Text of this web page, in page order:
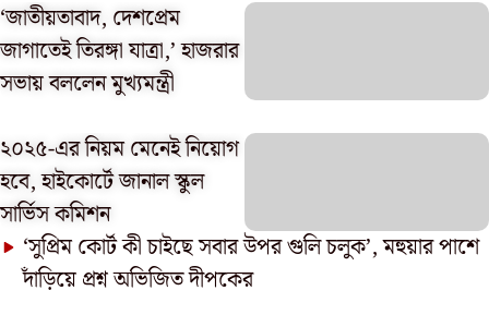
‘জাতীয়তাবাদ, দেশপ্রেম
জাগাতেই তিরঙ্গা যাত্রা,’ হাজরার
সভায় বললেন মুখ্যমন্ত্রী
২০২৫-এর নিয়ম মেনেই নিয়োগ
হবে, হাইকোর্টে জানাল স্কুল
সার্ভিস কমিশন
‘সুপ্রিম কোর্ট কী চাইছে সবার উপর গুলি চলুক’, মহুয়ার পাশে
দাঁড়িয়ে প্রশ্ন অভিজিত দীপকের